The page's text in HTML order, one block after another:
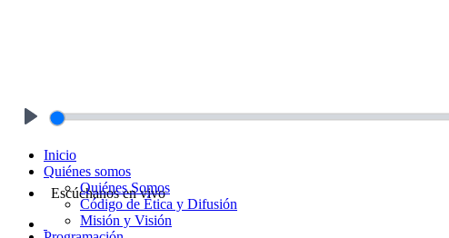
Escúchanos en vivo
Inicio
Quiénes somos
Quiénes Somos
Código de Ética y Difusión
Misión y Visión